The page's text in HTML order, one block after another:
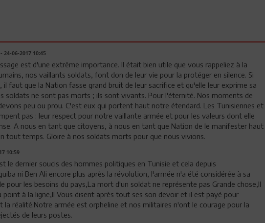
24-06-2017 10:45
est d'une extrême importance. Il était bien utile que vous rappeliez à la
nos vaillants soldats, font don de leur vie pour la protéger en silence. Si
il faut que la Nation fasse grand bruit de leur sacrifice et qu'elle leur exprime sa
soldats ne sont pas morts ; ils sont vivants. Pour l'éternité. Nos moments de
peu ou prou. C'est eux qui portent haut notre étendard. Les Tunisiennes et
pas : leur respect pour notre vaillante armée et pour les valeurs dont elle
A nous en tant que citoyens, à nous en tant que Nation de le manifester haut
tout temps. Gloire à nos soldats morts pour que nous vivions.
10:59
le dernier soucis des hommes politiques en Tunisie et cela depuis
ni Ben Ali encore plus après la révolution, l'armée n'a été considérée à sa
pour les besoins du pays,La mort d'un soldat ne représente pas Grande chose,Il
point à la ligne,Il Vous disent après tout ses son devoir et il est payé pour
la réalité.Notre armée est orpheline et nos militaires n'ont le courage pour la
de leurs postes.